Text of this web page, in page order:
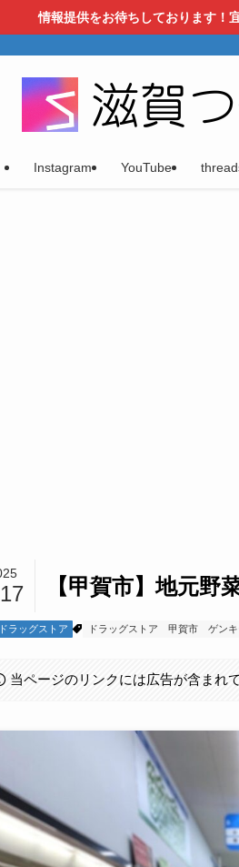
情報提供をお待ちしております！
Instagram YouTube
【甲賀市】地元
ラッグストア ドラッグストア 甲賀市 ゲン
当ページのリンクには広告が含まれ